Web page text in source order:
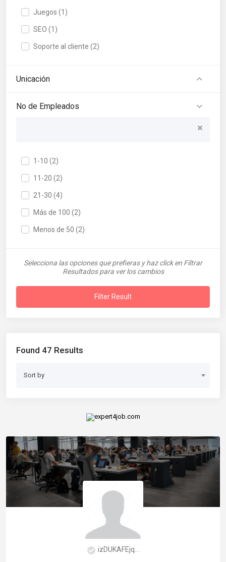
Juegos (1)
SEO (1)
Soporte al cliente (2)
Unicación
No de Empleados
1-10 (2)
11-20 (2)
21-30 (4)
Más de 100 (2)
Menos de 50 (2)
Selecciona las opciones que prefieras y haz click en Filtrar
Resultados para ver los cambios
Filter Result
Found 47 Results
Sort by
izDUKAFEjq...